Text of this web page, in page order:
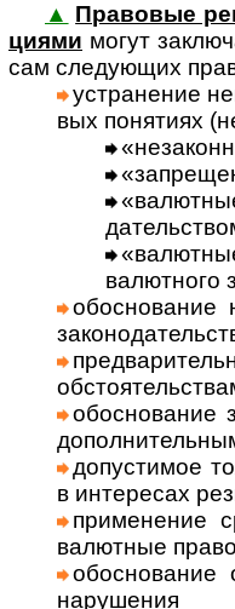
▲ Правовые
циями могут
сам сле­дую­щих
уст­ра­не­ние
вых поня­тиях
валют­ного
обосно­ва­ние
обосно­вание
допус­тимое
в инте­ресах
приме­нение
валют­ные
обосно­вание
нару­шения